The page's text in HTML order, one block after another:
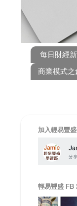
每日財經
商業模式
加入輕易豐
輕易豐盛 FB